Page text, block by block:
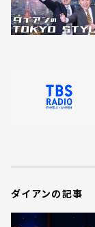
ダイアンの記事